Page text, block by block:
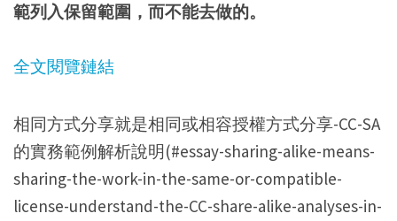
範列入保留範圍，而不能去做的。
全文閱覽鏈結
相同方式分享就是相同或相容授權方式分享-CC-SA
的實務範例解析說明(#essay-sharing-alike-means-
sharing-the-work-in-the-same-or-compatible-
license-understand-the-CC-share-alike-analyses-in-